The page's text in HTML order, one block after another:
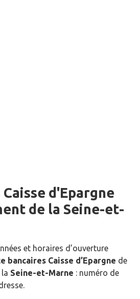
Caisse d'Epargne
de la Seine-et-
et horaires d’ouverture
bancaires Caisse d’Epargne de
Seine-et-Marne : numéro de